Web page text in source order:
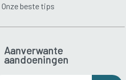
Onze beste tips
Aanverwante
aandoeningen